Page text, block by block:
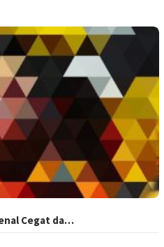
Cegat da…